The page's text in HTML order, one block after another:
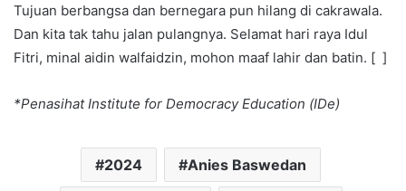
Tujuan berbangsa dan bernegara pun hilang di cakrawala.
Dan kita tak tahu jalan pulangnya. Selamat hari raya Idul
Fitri, minal aidin walfaidzin, mohon maaf lahir dan batin. [ ]
*Penasihat Institute for Democracy Education (IDe)
2024 Anies Baswedan